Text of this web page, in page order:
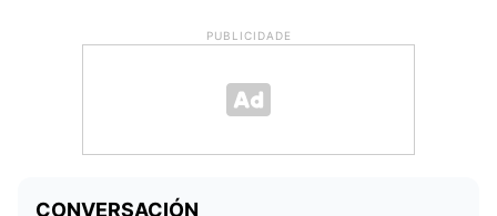
PUBLICIDADE